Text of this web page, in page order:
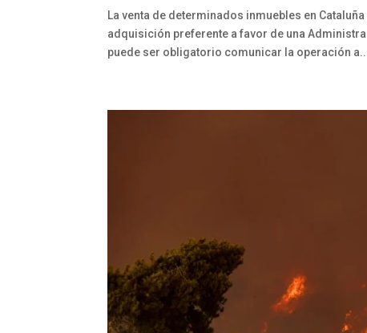
La venta de determinados inmuebles en
adquisición preferente a favor de una
puede ser obligatorio comunicar la operación a...